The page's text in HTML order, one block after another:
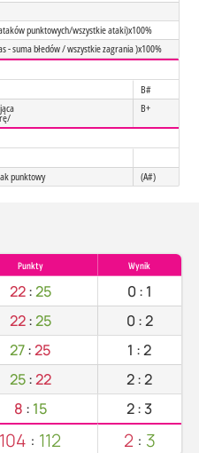
punktowych/wszystkie ataki)x100%
- suma błedów / wszystkie zagrania )x100%
B#
B+
punktowy (A#)
Punkty Wynik
22:25 0 : 1
22:25 0 :2
27:25 1 :2
25:22 2:2
8 : 15 2:3
104 : 112 2 : 3